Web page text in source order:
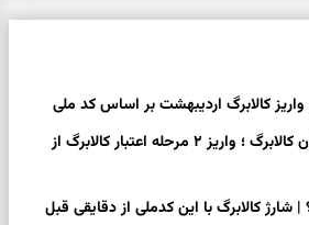
کالابرگ اردیبهشت بر اساس کد ملی
خبرخوش برای متقاضیان کالابرگ ؛ واریز ۲ مرحله اعتبار کالابرگ از
| شارژ کالابرگ با این کدملی از دقایقی قبل